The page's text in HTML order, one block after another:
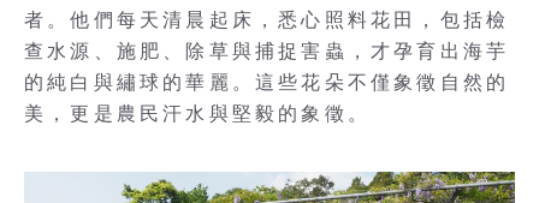
者。他們每天清晨起床，悉心照料花田，包括檢
查水源、施肥、除草與捕捉害蟲，才孕育出海芋
的純白與繡球的華麗。這些花朵不僅象徵自然的
美，更是農民汗水與堅毅的象徵。